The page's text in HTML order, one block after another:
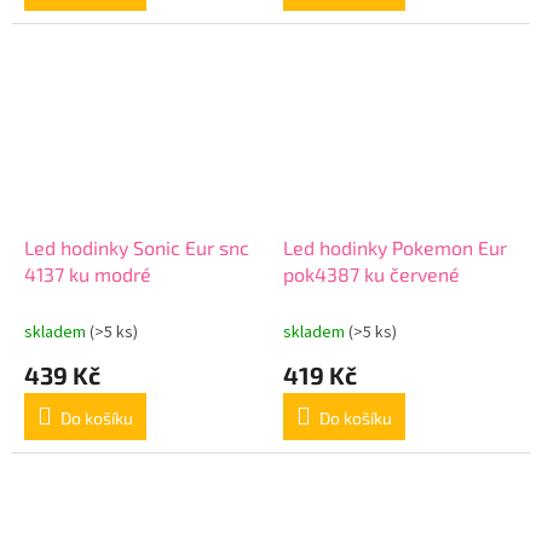
Led hodinky Sonic Eur snc
4137 ku modré
skladem (>5 ks)
439 Kč
Do košíku
Led hodinky Pokemon Eur
pok4387 ku červené
skladem (>5 ks)
419 Kč
Do košíku